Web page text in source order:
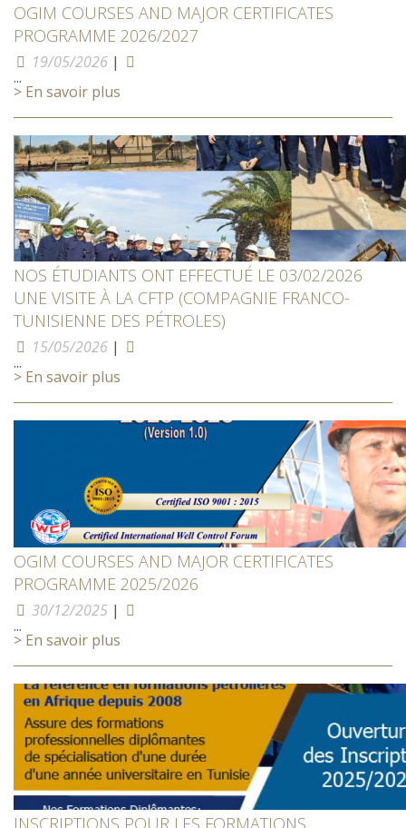
OGIM COURSES AND MAJOR CERTIFICATES
PROGRAMME 2026/2027
19/05/2026 |
...
> En savoir plus
NOS ÉTUDIANTS ONT EFFECTUÉ LE 03/02/2026
UNE VISITE À LA CFTP (COMPAGNIE FRANCO-
TUNISIENNE DES PÉTROLES)
15/05/2026 |
...
> En savoir plus
OGIM COURSES AND MAJOR CERTIFICATES
PROGRAMME 2025/2026
30/12/2025 |
...
> En savoir plus